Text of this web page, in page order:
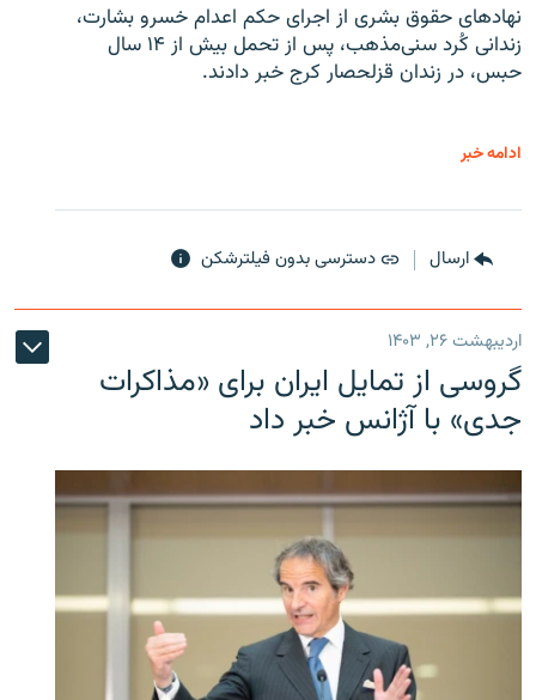
نهادهای حقوق بشری از اجرای حکم اعدام خسرو بشارت،
زندانی کُرد سنی‌مذهب، پس از تحمل بیش از ۱۴ سال
حبس، در زندان قزلحصار کرج خبر دادند.
ادامه خبر
ارسال دسترسی بدون فیلترشکن
اردیبهشت ۲۶, ۱۴۰۳
گروسی از تمایل ایران برای «مذاکرات
جدی» با آژانس خبر داد